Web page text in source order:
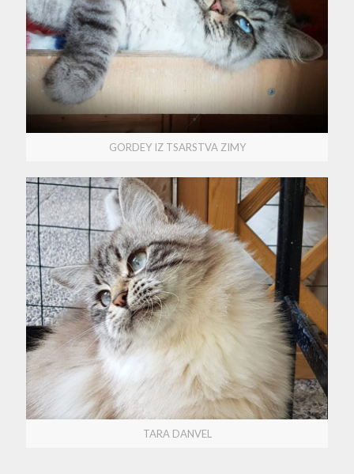
GORDEY IZ TSARSTVA ZIMY
TARA DANVEL